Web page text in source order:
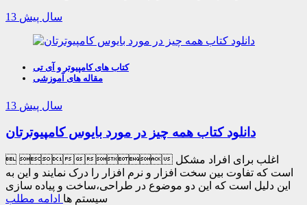
13 سال پیش
کتاب های کامپیوتر و آی تی
مقاله های آموزشی
13 سال پیش
دانلود کتاب همه چیز در مورد بایوس کامپیوترتان
  اغلب برای افراد مشکل
است که تفاوت بین سخت افزار و نرم افزار را درک نمایند و این به
این دلیل است که این دو موضوع در طراحی،ساخت و پیاده سازی
سیستم ها ادامه مطلب